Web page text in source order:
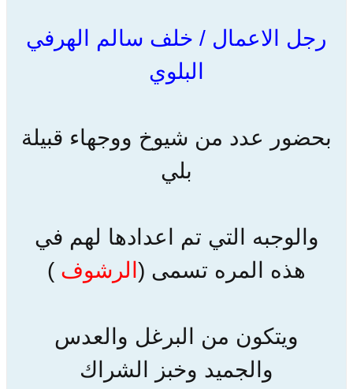
رجل الاعمال / خلف سالم الهرفي
البلوي
بحضور عدد من شيوخ ووجهاء قبيلة
بلي
والوجبه التي تم اعدادها لهم في
هذه المره تسمى ( الرشوف )
ويتكون من البرغل والعدس
والجميد وخبز الشراك